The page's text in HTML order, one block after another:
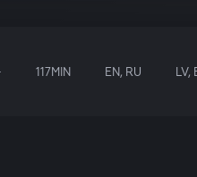
117MIN EN, RU LV,